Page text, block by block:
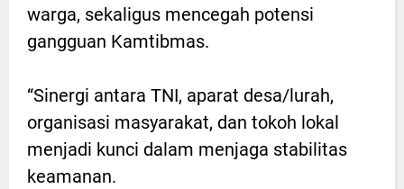
warga, sekaligus mencegah potensi
gangguan Kamtibmas.
“Sinergi antara TNI, aparat desa/lurah,
organisasi masyarakat, dan tokoh lokal
menjadi kunci dalam menjaga stabilitas
keamanan.